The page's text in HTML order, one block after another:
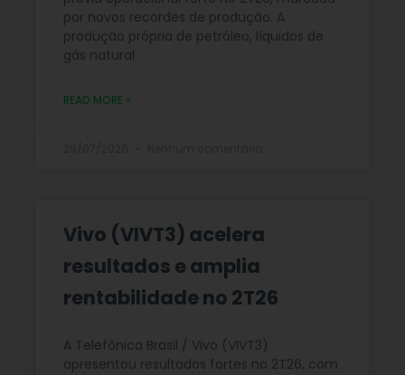
por novos recordes de produção. A
produção própria de petróleo, líquidos de
gás natural
READ MORE »
Vivo (VIVT3) acelera
resultados e amplia
rentabilidade no 2T26
A Telefônica Brasil / Vivo (VIVT3)
apresentou resultados fortes no 2T26, com